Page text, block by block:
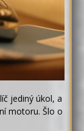
jediný úkol, a
motoru. Šlo o